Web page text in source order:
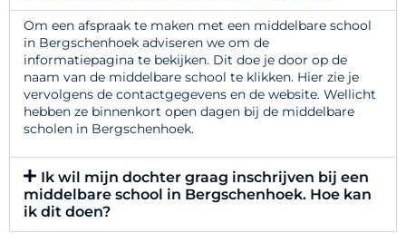
Om een afspraak te maken met een middelbare school
in Bergschenhoek adviseren we om de
informatiepagina te bekijken. Dit doe je door op de
naam van de middelbare school te klikken. Hier zie je
vervolgens de contactgegevens en de website. Wellicht
hebben ze binnenkort open dagen bij de middelbare
scholen in Bergschenhoek.
Ik wil mijn dochter graag inschrijven bij een
middelbare school in Bergschenhoek. Hoe kan
ik dit doen?